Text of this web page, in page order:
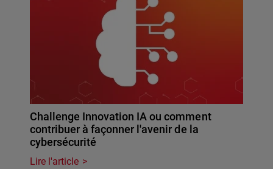
Challenge Innovation IA ou comment
contribuer à façonner l'avenir de la
cybersécurité
Lire l'article